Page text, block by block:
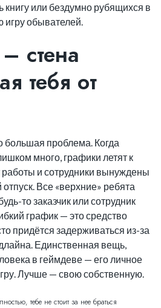
или бездумно рубящихся в
обывателей.
стена
тебя от
большая проблема. Когда
много, графики летят к
работы и сотрудники вынуждены
Все «верхние» ребята
то заказчик или сотрудник
график — это средство
придётся задерживаться из-за
Единственная вещь,
в геймдеве — его личное
Лучше — свою собственную.
тебе не стоит за нее браться